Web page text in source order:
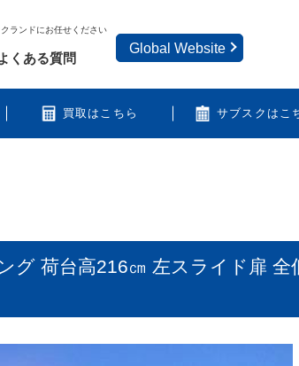
ランドにお任せください
買取はこちら サブスクはこ
くある質問
Global Website
荷台高216㎝ 左スライド扉 全